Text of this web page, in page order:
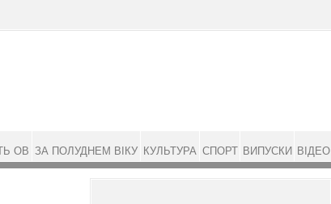
ОВ ЗА ПОЛУДНЕМ ВІКУ КУЛЬТУРА СПОРТ ВИПУСКИ ВІДЕО